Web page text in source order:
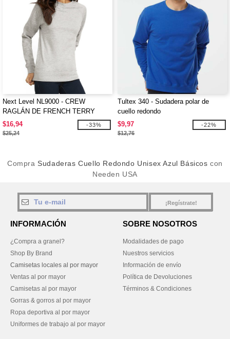
Next Level NL9000 - CREW
RAGLÁN DE FRENCH TERRY
$16,94
$25,24
-33%
Tultex 340 - Sudadera polar de
cuello redondo
$9,97
$12,76
-22%
Compra Sudaderas Cuello Redondo Unisex Azul Básicos con
Needen USA
¡Regístrate!
INFORMACIÓN
¿Compra a granel?
Shop By Brand
Camisetas locales al por mayor
Ventas al por mayor
Camisetas al por mayor
Gorras & gorros al por mayor
Ropa deportiva al por mayor
Uniformes de trabajo al por mayor
SOBRE NOSOTROS
Modalidades de pago
Nuestros servicios
Información de envío
Política de Devoluciones
Términos & Condiciones